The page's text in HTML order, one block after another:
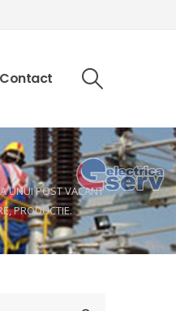
Contact
UNUI POST VACANT
PRODUCTIE.